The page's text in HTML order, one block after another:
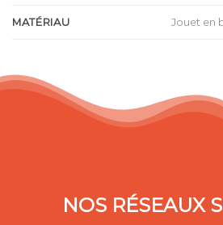
MATÉRIAU Jouet en
NOS RÉSEAUX